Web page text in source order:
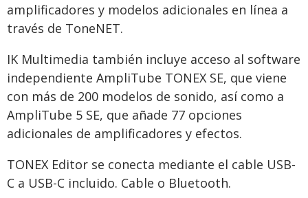
amplificadores y modelos adicionales en línea a
través de ToneNET.
IK Multimedia también incluye acceso al software
independiente AmpliTube TONEX SE, que viene
con más de 200 modelos de sonido, así como a
AmpliTube 5 SE, que añade 77 opciones
adicionales de amplificadores y efectos.
TONEX Editor se conecta mediante el cable USB-
C a USB-C incluido. Cable o Bluetooth.